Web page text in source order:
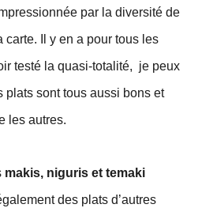
par la diversité de
carte. Il y en a pour tous les
testé la quasi-totalité, je peux
plats sont tous aussi bons et
les autres.
makis, niguris et temaki
des plats d’autres